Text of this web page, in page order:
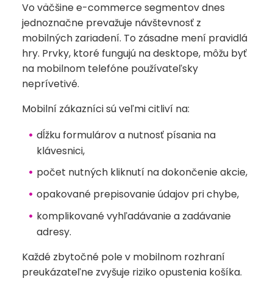
Vo väčšine e-commerce segmentov dnes
jednoznačne prevažuje návštevnosť z
mobilných zariadení. To zásadne mení pravidlá
hry. Prvky, ktoré fungujú na desktope, môžu byť
na mobilnom telefóne používateľsky
neprívetivé.
Mobilní zákazníci sú veľmi citliví na:
dĺžku formulárov a nutnosť písania na
klávesnici,
počet nutných kliknutí na dokončenie akcie,
opakované prepisovanie údajov pri chybe,
komplikované vyhľadávanie a zadávanie
adresy.
Každé zbytočné pole v mobilnom rozhraní
preukázateľne zvyšuje riziko opustenia košíka.